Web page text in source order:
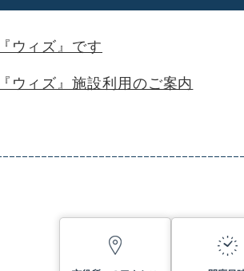
ウィズ』です
ウィズ』施設利用のご案内